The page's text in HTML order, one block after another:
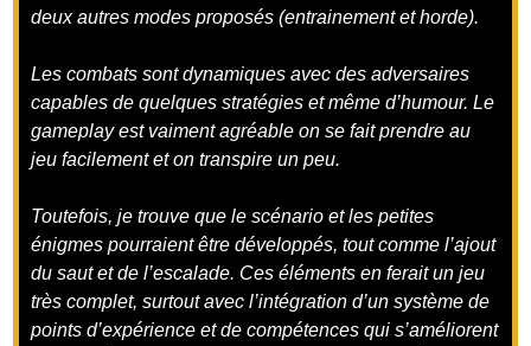
deux autres modes proposés (entrainement et horde).
Les combats sont dynamiques avec des adversaires
capables de quelques stratégies et même d’humour. Le
gameplay est vaiment agréable on se fait prendre au
jeu facilement et on transpire un peu.
Toutefois, je trouve que le scénario et les petites
énigmes pourraient être développés, tout comme l’ajout
du saut et de l’escalade. Ces éléments en ferait un jeu
très complet, surtout avec l’intégration d’un système de
points d’expérience et de compétences qui s’améliorent